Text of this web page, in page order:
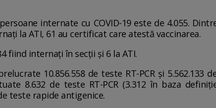
internate cu COVID-19 este de 4.055.
la ATI, 61 au certificat care atestă vaccinarea.
fiind internați în secții și 6 la ATI.
10.856.558 de teste RT-PCR și 5.562.133
8.632 de teste RT-PCR (3.312 în baza
teste rapide antigenice.